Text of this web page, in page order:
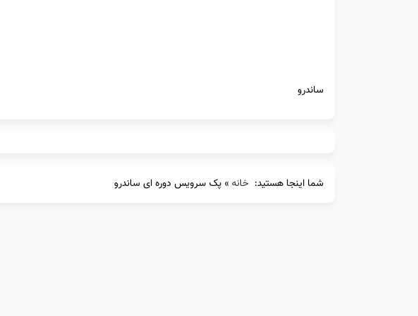
ساندرو
شما اینجا هستید: خانه» پک سرویس دوره ای ساندرو